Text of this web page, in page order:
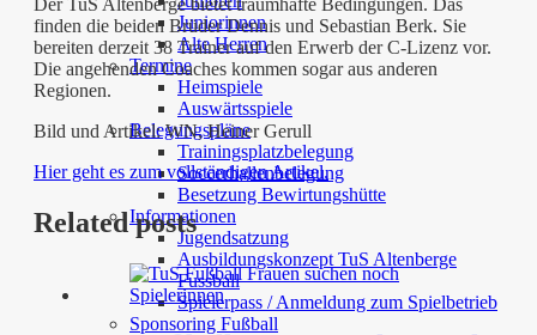
Juniorinnen
Alte Herren
Termine
Heimspiele
Auswärtsspiele
Belegungspläne
Trainingsplatzbelegung
Soccerhallenbelegung
Besetzung Bewirtungshütte
Informationen
Jugendsatzung
Ausbildungskonzept TuS Altenberge
Fussball
Spielerpass / Anmeldung zum Spielbetrieb
Sponsoring Fußball
Der TuS Altenberge bietet traumhafte Bedingungen. Das
finden die beiden Brüder Dennis und Sebastian Berk. Sie
bereiten derzeit 38 Trainer auf den Erwerb der C-Lizenz vor.
Die angehenden Coaches kommen sogar aus anderen
Regionen.
Bild und Artikel: WN, Heiner Gerull
Hier geht es zum vollständigen Artikel.
Related posts